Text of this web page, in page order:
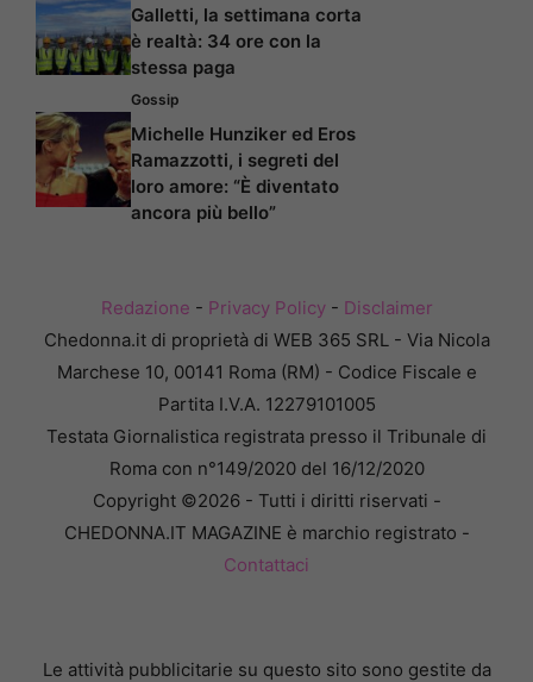
Galletti, la settimana corta
è realtà: 34 ore con la
stessa paga
Gossip
Michelle Hunziker ed Eros
Ramazzotti, i segreti del
loro amore: “È diventato
ancora più bello”
Redazione - Privacy Policy- Disclaimer
Chedonna.it di proprietà di WEB 365 SRL - Via Nicola
Marchese 10, 00141 Roma (RM) - Codice Fiscale e
Partita I.V.A. 12279101005
Testata Giornalistica registrata presso il Tribunale di
Roma con n°149/2020 del 16/12/2020
Copyright ©2026 - Tutti i diritti riservati -
CHEDONNA.IT MAGAZINE è marchio registrato -
Contattaci
Le attività pubblicitarie su questo sito sono gestite da